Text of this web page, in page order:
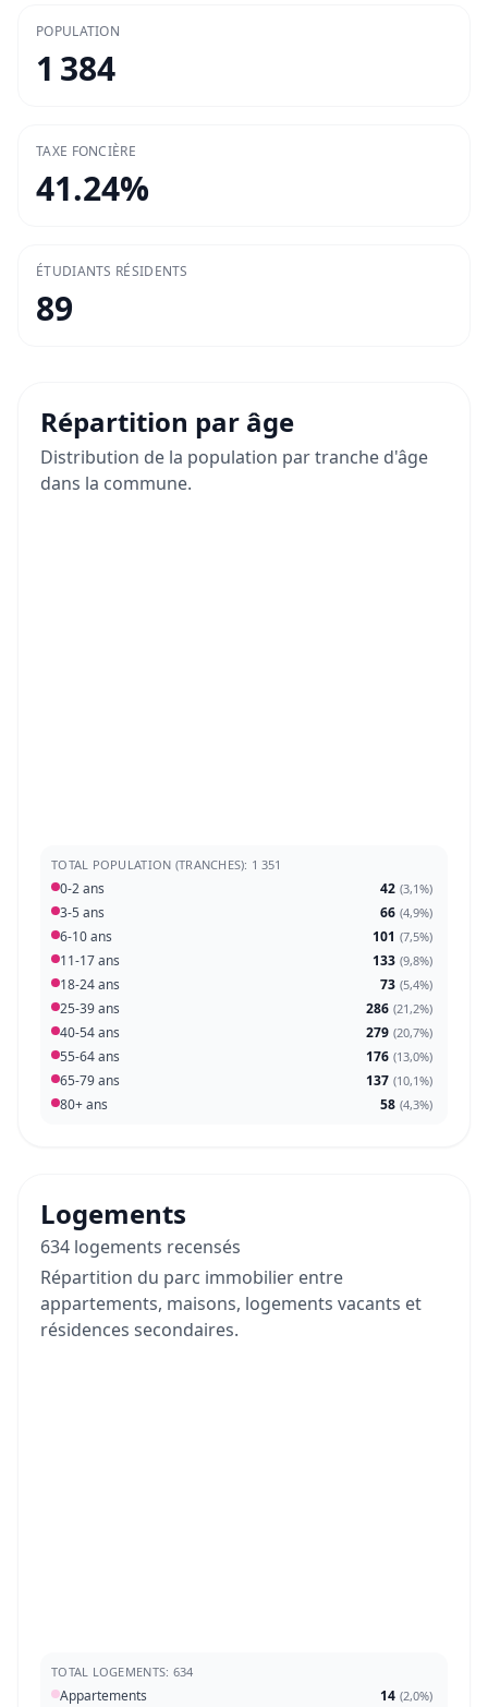
POPULATION
1 384
TAXE FONCIÈRE
41.24%
ÉTUDIANTS RÉSIDENTS
89
Répartition par âge
Distribution de la population par tranche d'âge
dans la commune.
TOTAL POPULATION (TRANCHES): 1 351
0-2 ans 42 (3,1%)
3-5 ans 66 (4,9%)
6-10 ans 101 (7,5%)
11-17 ans 133 (9,8%)
18-24 ans 73 (5,4%)
25-39 ans 286 (21,2%)
40-54 ans 279 (20,7%)
55-64 ans 176 (13,0%)
65-79 ans 137 (10,1%)
80+ ans 58 (4,3%)
Logements
634 logements recensés
Répartition du parc immobilier entre
appartements, maisons, logements vacants et
résidences secondaires.
TOTAL LOGEMENTS: 634
Appartements 14 (2,0%)